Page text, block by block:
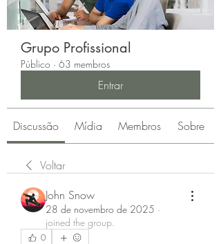
Grupo Profissional
Público · 63 membros
Entrar
Discussão Mídia Membros Sobre
Voltar
John Snow
28 de novembro de 2025 ·
joined the group.
0